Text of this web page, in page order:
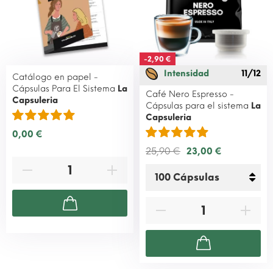
Catálogo en papel -
Cápsulas Para El Sistema La
Capsuleria
0,00 €
-2,90 €
Intensidad
11/12
Café Nero Espresso -
Cápsulas para el sistema La
Capsuleria
25,90 € 23,00 €